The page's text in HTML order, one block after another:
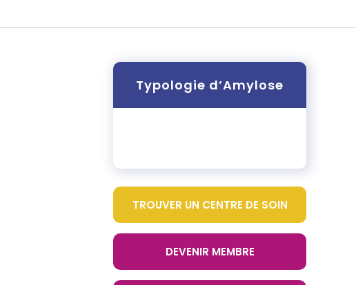
Typologie d’Amylose
TROUVER UN CENTRE DE SOIN
DEVENIR MEMBRE